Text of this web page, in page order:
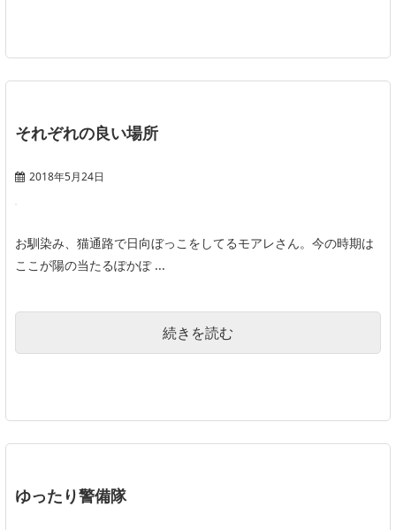
それぞれの良い場所
2018年5月24日
お馴染み、猫通路で日向ぼっこをしてるモアレさん。今の時期は
ここが陽の当たるぽかぽ ...
続きを読む
ゆったり警備隊